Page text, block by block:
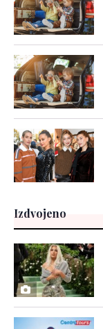
Izdvojeno